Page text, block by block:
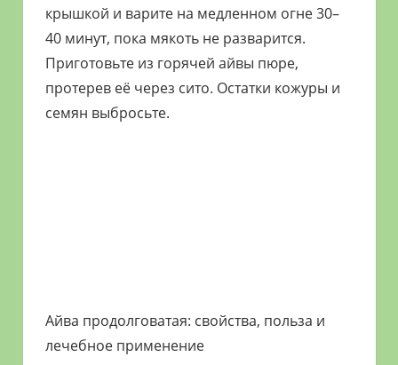
крышкой и варите на медленном огне 30–
40 минут, пока мякоть не разварится.
Приготовьте из горячей айвы пюре,
протерев её через сито. Остатки кожуры и
семян выбросьте.
Айва продолговатая: свойства, польза и
лечебное применение